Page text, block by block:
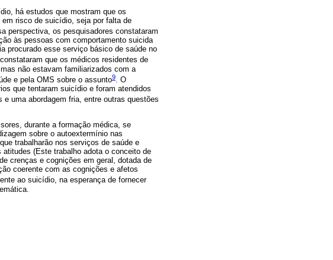
há estudos que mostram que os
risco de suicídio, seja por falta de
perspectiva, os pesquisadores constataram
às pessoas com comportamento suicida
procurado esse serviço básico de saúde no
que os médicos residentes de
não estavam familiarizados com a
e pela OMS sobre o assunto9
. O
que tentaram suicídio e foram atendidos
uma abordagem fria, entre outras questões
durante a formação médica, se
sobre o autoextermínio nas
trabalharão nos serviços de saúde e
(Este trabalho adota o conceito de
crenças e cognições em geral, dotada de
coerente com as cognições e afetos
ao suicídio, na esperança de fornecer